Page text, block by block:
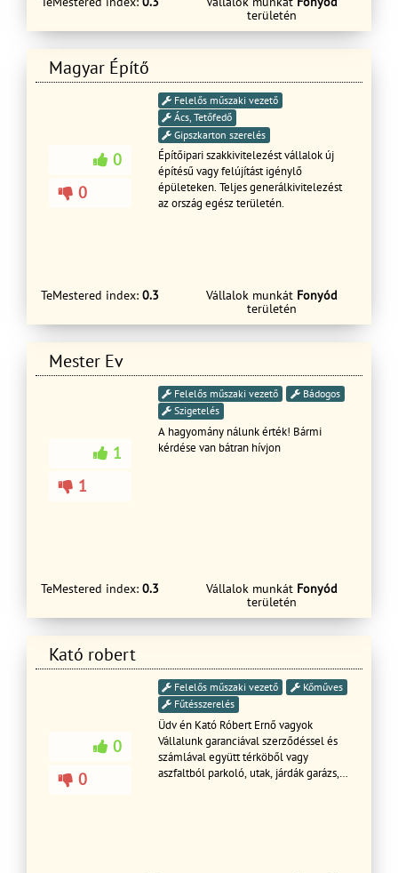
területén
Magyar Építő
0
0
Felelős műszaki vezető
Ács, Tetőfedő
Gipszkarton szerelés
Építőipari szakkivitelezést vállalok új
építésű vagy felújítást igénylő
épületeken. Teljes generálkivitelezést
az ország egész területén.
TeMestered index: 0.3 Vállalok munkát Fonyód
területén
Mester Ev
1
1
Felelős műszaki vezető
Bádogos
Szigetelés
A hagyomány nálunk érték! Bármi
kérdése van bátran hívjon
TeMestered index: 0.3 Vállalok munkát Fonyód
területén
Kató robert
0
0
Felelős műszaki vezető
Kőműves
Fűtésszerelés
Üdv én Kató Róbert Ernő vagyok
Vállalunk garanciával szerződéssel és
számlával együtt térköből vagy
aszfaltból parkoló, utak, járdák garázs,